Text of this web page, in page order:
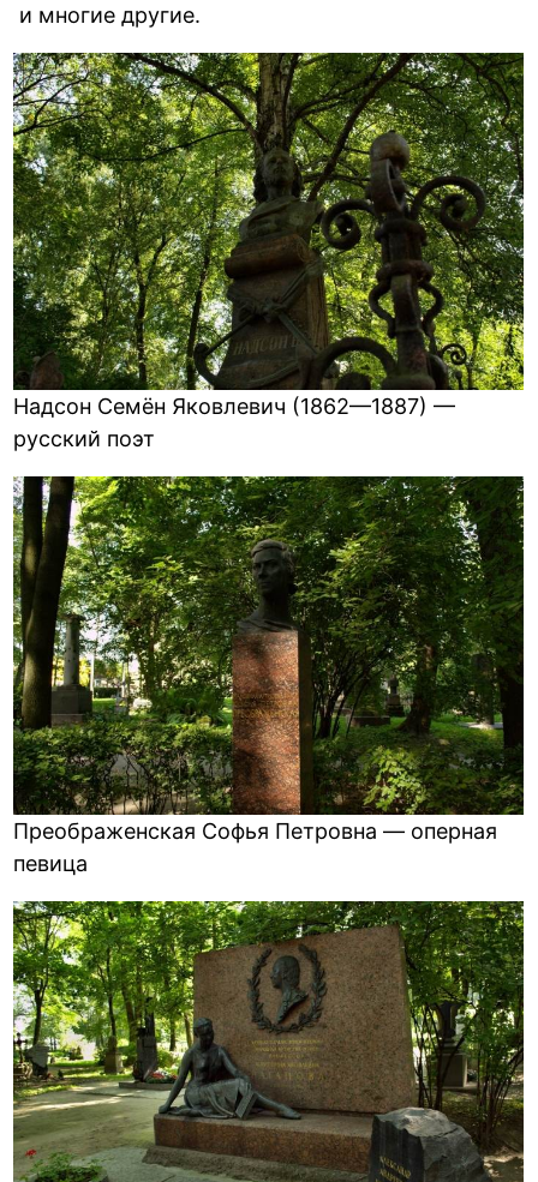
и многие другие.
Надсон Семён Яковлевич (1862—1887) —
русский поэт
Преображенская Софья Петровна — оперная
певица